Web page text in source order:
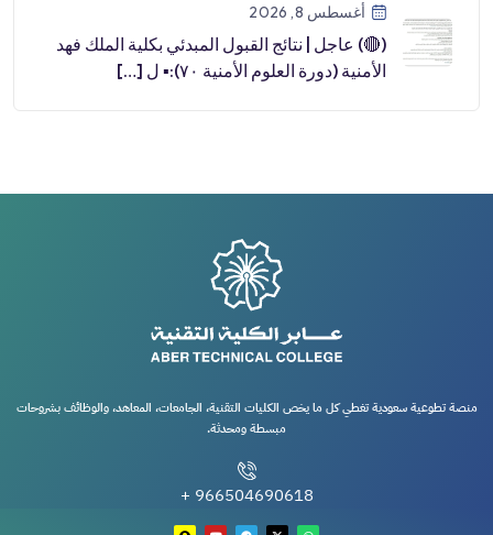
أغسطس 8, 2026
(🔴) عاجل | نتائج القبول المبدئي بكلية الملك فهد
الأمنية (دورة العلوم الأمنية ٧٠):▪️ ل […]
منصة تطوعية سعودية تغطي كل ما يخص الكليات التقنية، الجامعات، المعاهد، والوظائف بشروحات
مبسطة ومحدثة.
966504690618 +